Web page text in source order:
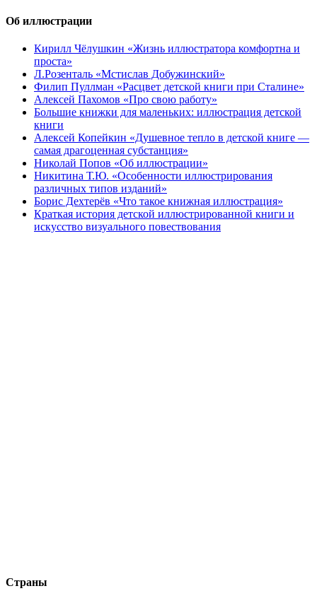
Об иллюстрации
Кирилл Чёлушкин «Жизнь иллюстратора комфортна и
проста»
Л.Розенталь «Мстислав Добужинский»
Филип Пуллман «Расцвет детской книги при Сталине»
Алексей Пахомов «Про свою работу»
Большие книжки для маленьких: иллюстрация детской
книги
Алексей Копейкин «Душевное тепло в детской книге —
самая драгоценная субстанция»
Николай Попов «Об иллюстрации»
Никитина Т.Ю. «Особенности иллюстрирования
различных типов изданий»
Борис Дехтерёв «Что такое книжная иллюстрация»
Краткая история детской иллюстрированной книги и
искусство визуального повествования
Страны